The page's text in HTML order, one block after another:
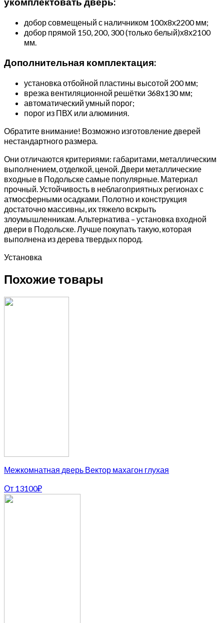
укомплектовать дверь:
добор совмещеный с наличником 100х8х2200 мм;
добор прямой 150, 200, 300 (только белый)х8х2100
мм.
Дополнительная комплектация:
установка отбойной пластины высотой 200 мм;
врезка вентиляционной решётки 368х130 мм;
автоматический умный порог;
порог из ПВХ или алюминия.
Обратите внимание! Возможно изготовление дверей
нестандартного размера.
Они отличаются критериями: габаритами, металлическим
выполнением, отделкой, ценой. Двери металлические
входные в Подольске самые популярные. Материал
прочный. Устойчивость в неблагоприятных регионах с
атмосферными осадками. Полотно и конструкция
достаточно массивны, их тяжело вскрыть
злоумышленникам. Альтернатива – установка входной
двери в Подольске. Лучше покупать такую, которая
выполнена из дерева твердых пород.
Установка
Похожие товары
Межкомнатная дверь Вектор махагон глухая
От 13100₽